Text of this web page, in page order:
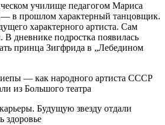
училище педагогом Мариса
— в прошлом характерный танцовщик.
характерного артиста. Сам
В дневнике подростка появилась
принца Зигфрида в „Лебедином
Будущую звезду отдали
здоровье